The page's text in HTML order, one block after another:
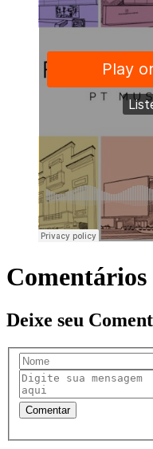
Comentários
Deixe seu